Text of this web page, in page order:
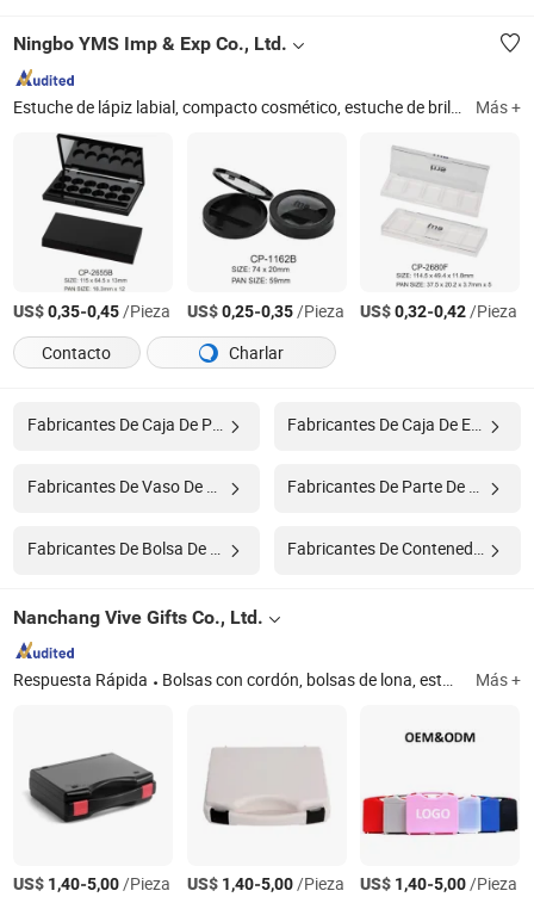
Ningbo YMS Imp & Exp Co., Ltd.
Estuche de lápiz labial, compacto cosmético, estuche de brillo labial, tubo de máscara, botella de delineador, bolígrafo cosmético, tarro acrílico, pote cosmético, contenedor de polvo suelto, botella de loción sin aire Más +
US$0,35-0,45/Pieza US$0,25-0,35/Pieza US$0,32-0,42/Pieza
Contacto
Charlar
Fabricantes De Caja De Plástico Fabricantes De Caja De Embalaje
Nanchang Vive Gifts Co., Ltd.
Respuesta Rápida Bolsas con cordón, bolsas de lona, estuche de plástico, parasol para coche, mangas para brazos, soporte para teléfono celular, bandana, diadema, bufanda scrunchie, bufanda Más +
US$ 1,40-5,00/Pieza US$ 1,40-5,00/Pieza US$ 1,40-5,00/Pieza